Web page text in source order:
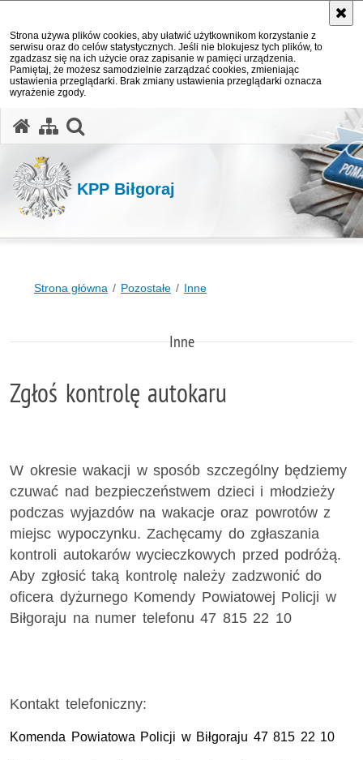
Strona używa plików cookies, aby ułatwić użytkownikom korzystanie z
serwisu oraz do celów statystycznych. Jeśli nie blokujesz tych plików, to
zgadzasz się na ich użycie oraz zapisanie w pamięci urządzenia.
Pamiętaj, że możesz samodzielnie zarządzać cookies, zmieniając
ustawienia przeglądarki. Brak zmiany ustawienia przeglądarki oznacza
wyrażenie zgody.
KPP Biłgoraj
Strona główna Pozostałe Inne
Inne
Zgłoś kontrolę autokaru
W okresie wakacji w sposób szczególny będziemy
czuwać nad bezpieczeństwem dzieci i młodzieży
podczas wyjazdów na wakacje oraz powrotów z
miejsc wypoczynku. Zachęcamy do zgłaszania
kontroli autokarów wycieczkowych przed podróżą.
Aby zgłosić taką kontrolę należy zadzwonić do
oficera dyżurnego Komendy Powiatowej Policji w
Biłgoraju na numer telefonu 47 815 22 10
Kontakt telefoniczny:
Komenda Powiatowa Policji w Biłgoraju 47 815 22 10